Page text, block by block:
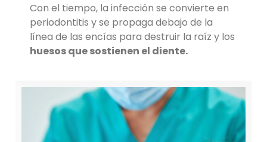
Con el tiempo, la infección se convierte en
periodontitis y se propaga debajo de la
línea de las encías para destruir la raíz y los
huesos que sostienen el diente.